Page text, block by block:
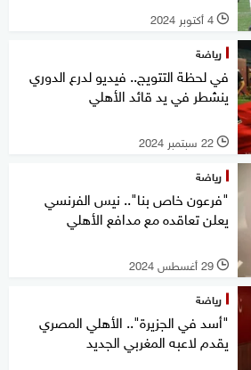
l 4 أكتوبر 2024
رياضة
في لحظة التتويج.. فيديو لدرع الدوري
ينشطر في يد قائد الأهلي
l 22 سبتمبر 2024
رياضة
"فرعون خاص بنا".. نيس الفرنسي
يعلن تعاقده مع مدافع الأهلي
l 29 أغسطس 2024
رياضة
"أسد في الجزيرة".. الأهلي المصري
يقدم لاعبه المغربي الجديد